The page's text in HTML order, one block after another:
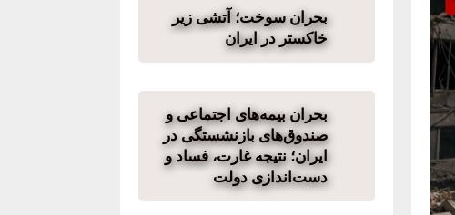
بحران سوخت؛ آتشی زیر
خاکستر در ایران
بحران بیمه‌های اجتماعی و
صندوق‌های بازنشستگی در
ایران؛ نتیجه غارت، فساد و
دست‌اندازی دولت